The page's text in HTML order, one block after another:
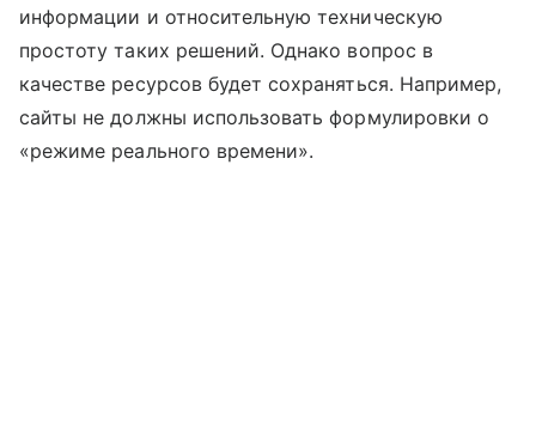
информации и относительную техническую
простоту таких решений. Однако вопрос в
качестве ресурсов будет сохраняться. Например,
сайты не должны использовать формулировки о
«режиме реального времени».